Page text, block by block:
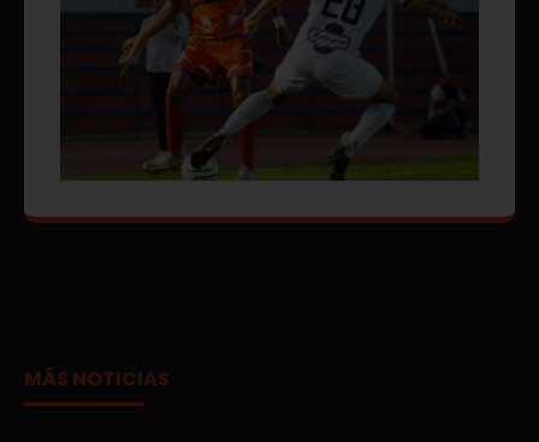
MÁS NOTICIAS